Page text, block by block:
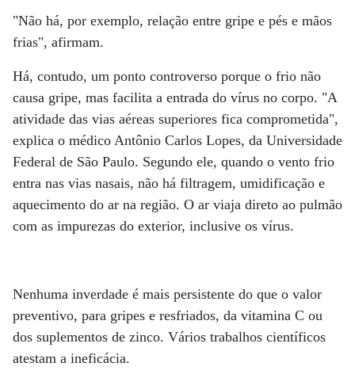
"Não há, por exemplo, relação entre gripe e pés e mãos
frias", afirmam.
Há, contudo, um ponto controverso porque o frio não
causa gripe, mas facilita a entrada do vírus no corpo. "A
atividade das vias aéreas superiores fica comprometida",
explica o médico Antônio Carlos Lopes, da Universidade
Federal de São Paulo. Segundo ele, quando o vento frio
entra nas vias nasais, não há filtragem, umidificação e
aquecimento do ar na região. O ar viaja direto ao pulmão
com as impurezas do exterior, inclusive os vírus.
Nenhuma inverdade é mais persistente do que o valor
preventivo, para gripes e resfriados, da vitamina C ou
dos suplementos de zinco. Vários trabalhos científicos
atestam a ineficácia.